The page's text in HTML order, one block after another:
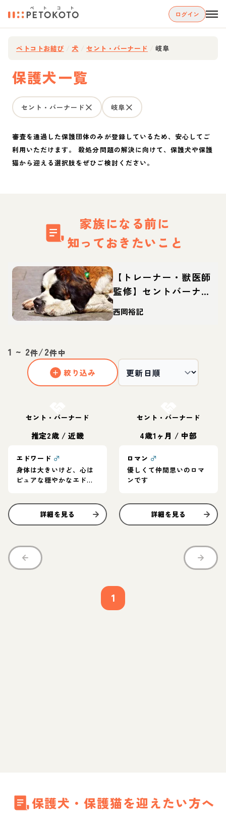
ログイン
ペトコトお結び 犬 セント・バーナード 岐阜
保護犬一覧
セント・バーナード 岐阜
審査を通過した保護団体のみが登録しているため、安心してご
利用いただけます。 殺処分問題の解決に向けて、保護犬や保護
猫から迎える選択肢をぜひご検討ください。
家族になる前に
知っておきたいこと
【トレーナー・獣医師
監修】セントバーナー
ドってどんな犬？性
格・特徴・育て方・迎
西岡裕記
1 ~ 2件/2件中
絞り込み
セント・バーナード
推定2歳 / 近畿
エドワード ♂
身体は大きいけど、心は
ピュアな穏やかなエドワ
詳細を見る
セント・バーナード
4歳1ヶ月 / 中部
ロマン ♂
優しくて仲間思いのロマ
ンです
詳細を見る
1
保護犬・保護猫を迎えたい方へ